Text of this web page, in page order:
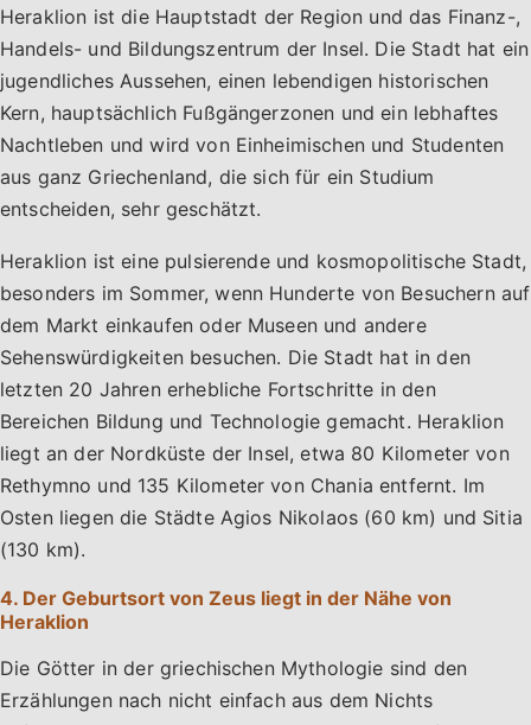
Heraklion ist die Hauptstadt der Region und das Finanz-,
Handels- und Bildungszentrum der Insel. Die Stadt hat ein
jugendliches Aussehen, einen lebendigen historischen
Kern, hauptsächlich Fußgängerzonen und ein lebhaftes
Nachtleben und wird von Einheimischen und Studenten
aus ganz Griechenland, die sich für ein Studium
entscheiden, sehr geschätzt.
Heraklion ist eine pulsierende und kosmopolitische Stadt,
besonders im Sommer, wenn Hunderte von Besuchern auf
dem Markt einkaufen oder Museen und andere
Sehenswürdigkeiten besuchen. Die Stadt hat in den
letzten 20 Jahren erhebliche Fortschritte in den
Bereichen Bildung und Technologie gemacht. Heraklion
liegt an der Nordküste der Insel, etwa 80 Kilometer von
Rethymno und 135 Kilometer von Chania entfernt. Im
Osten liegen die Städte Agios Nikolaos (60 km) und Sitia
(130 km).
4. Der Geburtsort von Zeus liegt in der Nähe von
Heraklion
Die Götter in der griechischen Mythologie sind den
Erzählungen nach nicht einfach aus dem Nichts